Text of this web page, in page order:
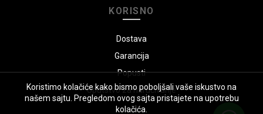
KORISNO
Dostava
Garancija
Popusti
Uputstvo za naručivanje
Koristimo kolačiće kako bismo poboljšali vaše iskustvo na
našem sajtu. Pregledom ovog sajta pristajete na upotrebu
kolačića.